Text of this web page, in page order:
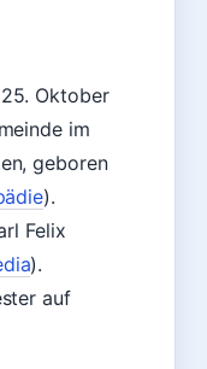
Oktober
im
geboren
).
Felix
).
auf